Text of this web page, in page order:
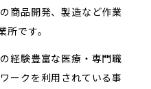
商品開発、製造など作業
です。
経験豊富な医療・専門職
ークを利用されている事